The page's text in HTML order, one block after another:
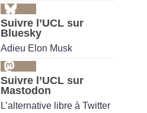
Suivre l’UCL sur
Bluesky
Adieu Elon Musk
Suivre l’UCL sur
Mastodon
L’alternative libre à Twitter